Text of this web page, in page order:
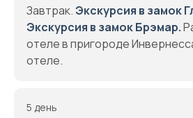
Завтрак.Экскурсия в замок
Экскурсия в замок Брэмар.
отеле в пригороде
отеле.
5 день